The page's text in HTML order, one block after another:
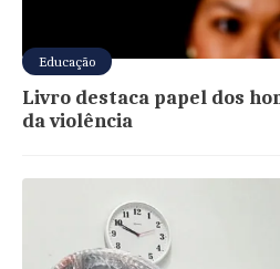
Educação
Livro destaca papel dos
da violência